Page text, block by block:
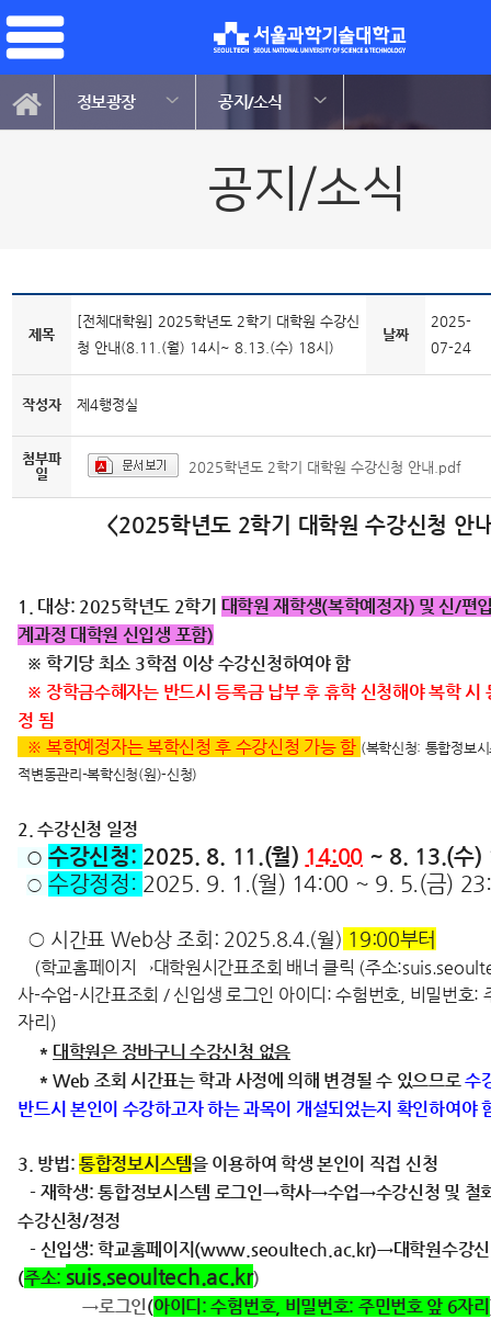
정보광장 공지/소식
공지/소식
제목
[전체대학원] 2025학년도 2학기 대학원 수강신
청 안내(8.11.(월) 14시~ 8.13.(수) 18시)
날짜
2025-
07-24
작성자 제4행정실
첨부파
일
2025학년도 2학기 대학원 수강신청 안내.pdf
<2025학년도 2학기 대학원 수강신청 안
1. 대상: 2025학년도 2학기 대학원 재학생(복학예정자) 및 신/편
계과정 대학원 신입생 포함)
※ 학기당 최소 3학점 이상 수강신청하여야 함
※ 장학금수혜자는 반드시 등록금 납부 후 휴학 신청해야 복학 시
정 됨
※ 복학예정자는 복학신청 후 수강신청 가능 함 (복학신청: 통합정보
적변동관리-복학신청(원)-신청)
2. 수강신청 일정
○ 수강신청: 2025. 8. 11.(월) 14:00~ 8. 13.(수)
○ 수강정정: 2025. 9. 1.(월) 14:00 ~ 9. 5.(금)
○ 시간표 Web상 조회: 2025.8.4.(월) 19:00부터
(학교홈페이지 →대학원시간표조회 배너 클릭 (주소:
사-수업-시간표조회 / 신입생 로그인 아이디: 수험번호, 비밀번호:
자리)
* 대학원은 장바구니 수강신청 없음
* Web 조회 시간표는 학과 사정에 의해 변경될 수 있으므로수
반드시 본인이 수강하고자 하는 과목이 개설되었는지 확인하여야
3. 방법:통합정보시스템을 이용하여 학생 본인이 직접 신청
- 재학생: 통합정보시스템 로그인→학사→수업→수강신청 및 철
수강신청/정정
- 신입생: 학교홈페이지(www.seoultech.ac.kr)→대학원수강신
(주소: suis.seoultech.ac.kr)
→로그인(아이디: 수험번호, 비밀번호: 주민번호 앞 6자리